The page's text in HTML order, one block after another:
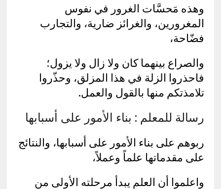
وهذه مَحسَّات الغرور في نفوس
المغرورين، والغرائز ضارية، والتجارب
فضّاحة،
والصراع بينهما كان ولا زال ولا يزول؛
فاحذروا الزلة في هذا المزلق، وحذّروا
تلامذتكم منها بالقول والعمل.
رسالة للمعلم : بناء الأمور على أسبابها
ربوهم على بناء الأمور على أسبابها، والنتائج
على مقدماتها علماً وعملاً،
واعلموا أن العلم يبدأ مرحلته الأولى من